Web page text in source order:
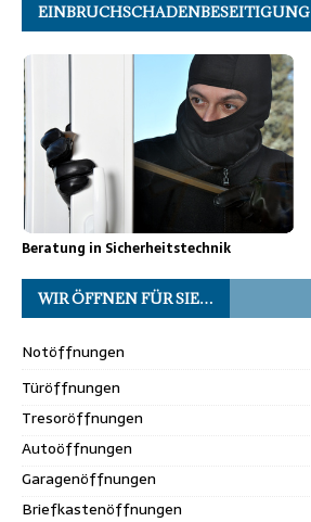
EINBRUCHSCHADENBESEITIGUNG
Beratung in Sicherheitstechnik
WIR ÖFFNEN FÜR SIE…
Notöffnungen
Türöffnungen
Tresoröffnungen
Autoöffnungen
Garagenöffnungen
Briefkastenöffnungen